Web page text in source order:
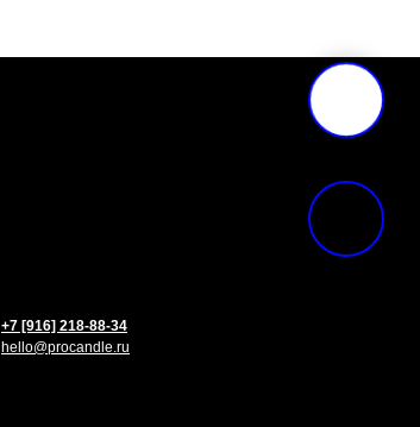
+7 [916] 218-88-34
hello@procandle.ru